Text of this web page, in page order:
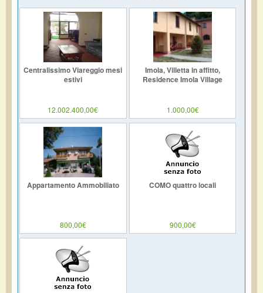
Centralissimo Viareggio mesi
estivi
12.002.400,00€
Imola, Villetta in affitto,
Residence Imola Village
1.000,00€
Appartamento Ammobiliato
800,00€
COMO quattro locali
900,00€